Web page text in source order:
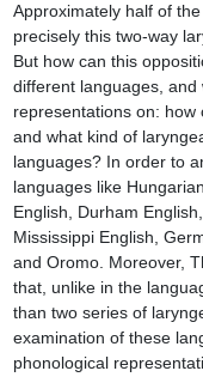
Approximately half of
precisely this two-way
But how can this
different languages,
representations on: how
and what kind of
languages? In order to
languages like
English, Durham
Mississippi English,
and Oromo. Moreover,
that, unlike in the
than two series of
examination of these
phonological